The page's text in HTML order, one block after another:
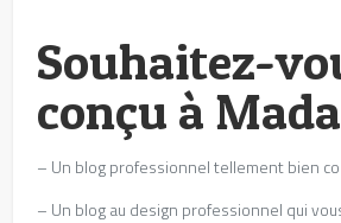
Souhaitez-
conçu à
– Un blog professionnel tellement bien
– Un blog au design professionnel qui vous